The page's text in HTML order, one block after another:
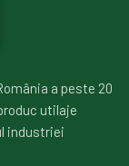
a peste 20
utilaje
industriei